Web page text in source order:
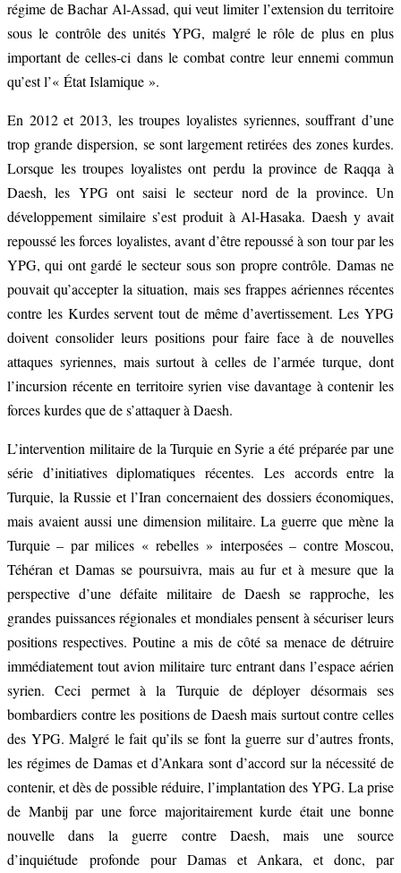
régime de Bachar Al-Assad, qui veut limiter l’extension du territoire
sous le contrôle des unités YPG, malgré le rôle de plus en plus
important de celles-ci dans le combat contre leur ennemi commun
qu’est l’« État Islamique ».
En 2012 et 2013, les troupes loyalistes syriennes, souffrant d’une
trop grande dispersion, se sont largement retirées des zones kurdes.
Lorsque les troupes loyalistes ont perdu la province de Raqqa à
Daesh, les YPG ont saisi le secteur nord de la province. Un
développement similaire s’est produit à Al-Hasaka. Daesh y avait
repoussé les forces loyalistes, avant d’être repoussé à son tour par les
YPG, qui ont gardé le secteur sous son propre contrôle. Damas ne
pouvait qu’accepter la situation, mais ses frappes aériennes récentes
contre les Kurdes servent tout de même d’avertissement. Les YPG
doivent consolider leurs positions pour faire face à de nouvelles
attaques syriennes, mais surtout à celles de l’armée turque, dont
l’incursion récente en territoire syrien vise davantage à contenir les
forces kurdes que de s’attaquer à Daesh.
L’intervention militaire de la Turquie en Syrie a été préparée par une
série d’initiatives diplomatiques récentes. Les accords entre la
Turquie, la Russie et l’Iran concernaient des dossiers économiques,
mais avaient aussi une dimension militaire. La guerre que mène la
Turquie – par milices « rebelles » interposées – contre Moscou,
Téhéran et Damas se poursuivra, mais au fur et à mesure que la
perspective d’une défaite militaire de Daesh se rapproche, les
grandes puissances régionales et mondiales pensent à sécuriser leurs
positions respectives. Poutine a mis de côté sa menace de détruire
immédiatement tout avion militaire turc entrant dans l’espace aérien
syrien. Ceci permet à la Turquie de déployer désormais ses
bombardiers contre les positions de Daesh mais surtout contre celles
des YPG. Malgré le fait qu’ils se font la guerre sur d’autres fronts,
les régimes de Damas et d’Ankara sont d’accord sur la nécessité de
contenir, et dès de possible réduire, l’implantation des YPG. La prise
de Manbij par une force majoritairement kurde était une bonne
nouvelle dans la guerre contre Daesh, mais une source
d’inquiétude profonde pour Damas et Ankara, et donc, par